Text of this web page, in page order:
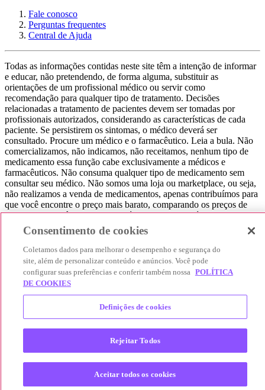
Fale conosco
Perguntas frequentes
Central de Ajuda
Todas as informações contidas neste site têm a intenção de informar
e educar, não pretendendo, de forma alguma, substituir as
orientações de um profissional médico ou servir como
recomendação para qualquer tipo de tratamento. Decisões
relacionadas a tratamento de pacientes devem ser tomadas por
profissionais autorizados, considerando as características de cada
paciente. Se persistirem os sintomas, o médico deverá ser
consultado. Procure um médico e o farmacêutico. Leia a bula. Não
comercializamos, não indicamos, não receitamos, nenhum tipo de
medicamento essa função cabe exclusivamente a médicos e
farmacêuticos. Não consuma qualquer tipo de medicamento sem
consultar seu médico. Não somos uma loja ou marketplace, ou seja,
não realizamos a venda de medicamentos, apenas contribuímos para
que você encontre o preço mais barato, comparando os preços de
produtos farmacêuticos. Contribuímos e damos auxílio para que sua
experiência seja bem-sucedida, mas a finalização da compra
acontece nos sites das nossas lojas parceiras.
© 2025 Afya Participações S.A. - todos os direitos reservados.
Alameda Lorena, 269 - Jardim Paulista - São Paulo / SP - CEP.:
01424-001 - CNPJ 23.399.329/0002-53.
Consentimento de cookies
Coletamos dados para melhorar o desempenho e segurança do
site, além de personalizar conteúdo e anúncios. Você pode
configurar suas preferências e conferir também nossa POLÍTICA
DE COOKIES
Definições de cookies
Rejeitar Todos
Aceitar todos os cookies